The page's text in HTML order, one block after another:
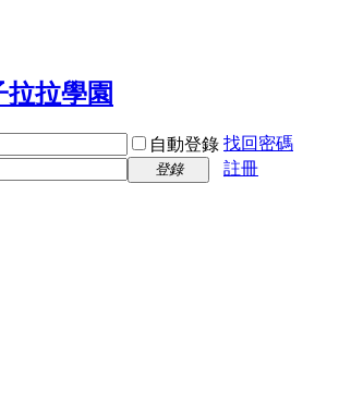
自動登錄 找回密碼
登錄
註冊